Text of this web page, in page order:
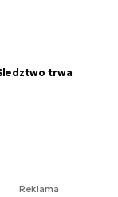
trwa
Reklama